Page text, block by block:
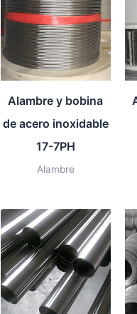
Alambre y bobina
de acero inoxidable
17-7PH
Alambre